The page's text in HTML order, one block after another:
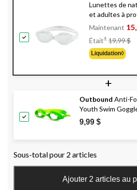
Lunettes de
et adultes à
antibuées
Maintenant
Était± 19,99 $
Liquidation◊
+
Outbound Anti-
Youth Swim
Ages 6-14
9,99 $
Sous-total pour 2 articles
Ajouter 2 articles au